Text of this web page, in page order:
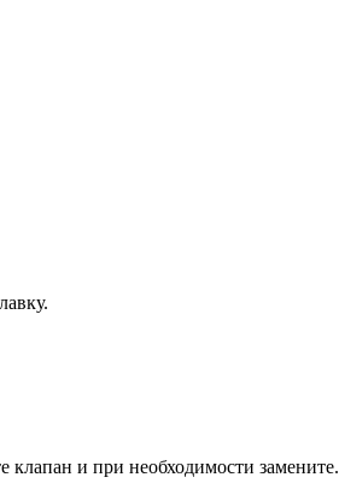
и при необходимости замените.